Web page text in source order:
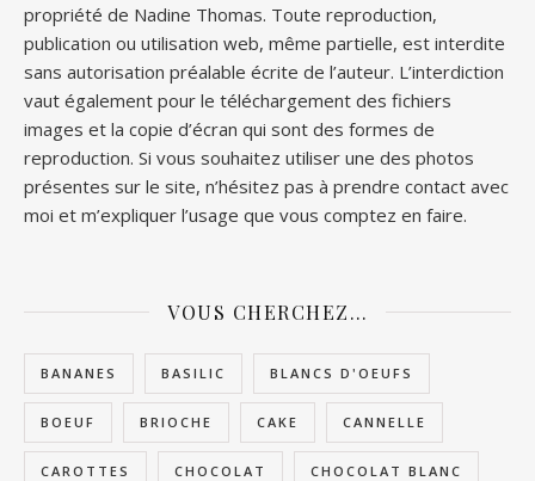
propriété de Nadine Thomas. Toute reproduction,
publication ou utilisation web, même partielle, est interdite
sans autorisation préalable écrite de l’auteur. L’interdiction
vaut également pour le téléchargement des fichiers
images et la copie d’écran qui sont des formes de
reproduction. Si vous souhaitez utiliser une des photos
présentes sur le site, n’hésitez pas à prendre contact avec
moi et m’expliquer l’usage que vous comptez en faire.
VOUS CHERCHEZ…
BANANES BASILIC BLANCS D'OEUFS
BOEUF BRIOCHE CAKE CANNELLE
CAROTTES CHOCOLAT CHOCOLAT BLANC